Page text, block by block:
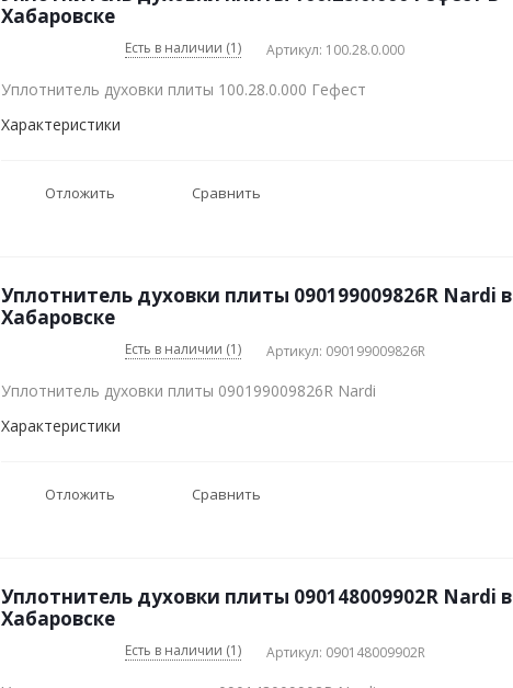
Хабаровске
Есть в наличии (1) Артикул: 100.28.0.000
Уплотнитель духовки плиты 100.28.0.000 Гефест
Характеристики
Отложить Сравнить
Уплотнитель духовки плиты 090199009826R Nardi в
Хабаровске
Есть в наличии (1) Артикул: 090199009826R
Уплотнитель духовки плиты 090199009826R Nardi
Характеристики
Отложить Сравнить
Уплотнитель духовки плиты 090148009902R Nardi в
Хабаровске
Есть в наличии (1) Артикул: 090148009902R